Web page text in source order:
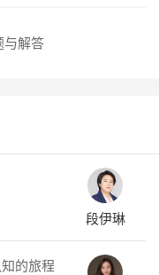
与解答
段伊琳
的旅程